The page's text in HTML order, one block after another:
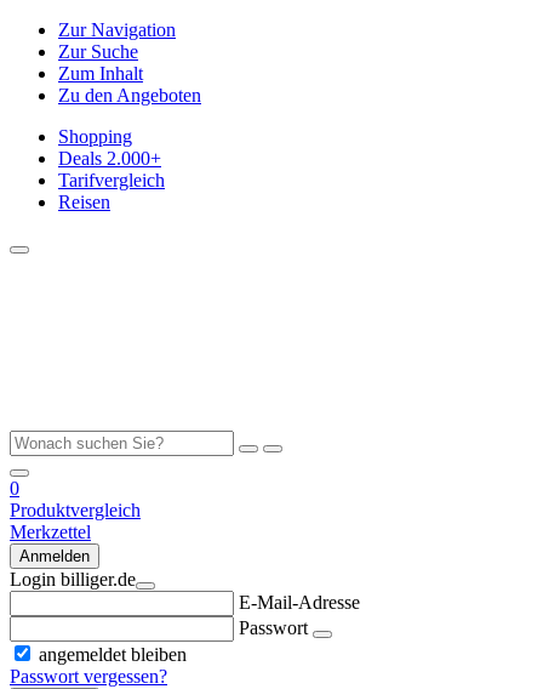
Zur Navigation
Zur Suche
Zum Inhalt
Zu den Angeboten
Shopping
Deals 2.000+
Tarifvergleich
Reisen
0
Produktvergleich
Merkzettel
Anmelden
Login billiger.de
E-Mail-Adresse
Passwort
angemeldet bleiben
Passwort vergessen?